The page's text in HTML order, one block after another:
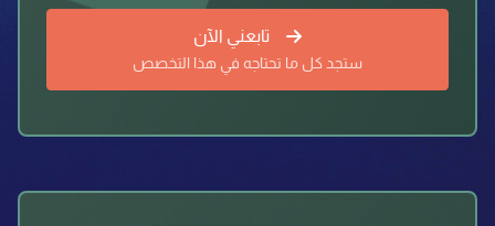
تابعني الآن
ستجد كل ما تحتاجه في هذا التخصص